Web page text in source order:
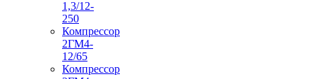
1,3/12-
250
Компрессор
2ГМ4-
12/65
Компрессор